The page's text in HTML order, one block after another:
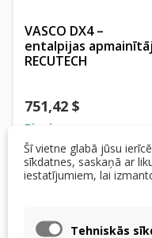
VASCO DX4 –
entalpijas
RECUTECH
751,42 $
Pieejams
Pievienot grozam
Šī vietne glabā jūsu
sīkdatnes, saskaņā ar
iestatījumiem, lai
Tehniskās